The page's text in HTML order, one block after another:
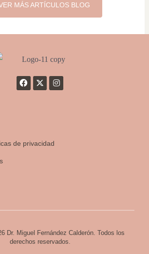
MÁS ARTÍCULOS BLOG
de privacidad
Dr. Miguel Fernández Calderón. Todos los
derechos reservados.